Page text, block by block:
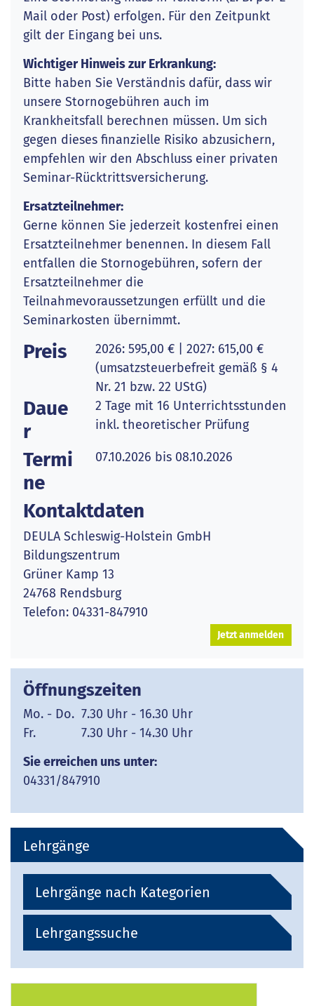
Mail oder Post) erfolgen. Für den Zeitpunkt
gilt der Eingang bei uns.
Wichtiger Hinweis zur Erkrankung:
Bitte haben Sie Verständnis dafür, dass wir
unsere Stornogebühren auch im
Krankheitsfall berechnen müssen. Um sich
gegen dieses finanzielle Risiko abzusichern,
empfehlen wir den Abschluss einer privaten
Seminar-Rücktrittsversicherung.
Ersatzteilnehmer:
Gerne können Sie jederzeit kostenfrei einen
Ersatzteilnehmer benennen. In diesem Fall
entfallen die Stornogebühren, sofern der
Ersatzteilnehmer die
Teilnahmevoraussetzungen erfüllt und die
Seminarkosten übernimmt.
Preis
2026: 595,00 € | 2027: 615,00 €
(umsatzsteuerbefreit gemäß § 4
Nr. 21 bzw. 22 UStG)
Daue
r
2 Tage mit 16 Unterrichtsstunden
inkl. theoretischer Prüfung
Termi
ne
07.10.2026 bis 08.10.2026
Kontaktdaten
DEULA Schleswig-Holstein GmbH
Bildungszentrum
Grüner Kamp 13
24768 Rendsburg
Telefon: 04331-847910
Jetzt anmelden
Öffnungszeiten
Mo. - Do. 7.30 Uhr - 16.30 Uhr
Fr. 7.30 Uhr - 14.30 Uhr
Sie erreichen uns unter:
04331/847910
Lehrgänge
Lehrgänge nach Kategorien
Lehrgangssuche